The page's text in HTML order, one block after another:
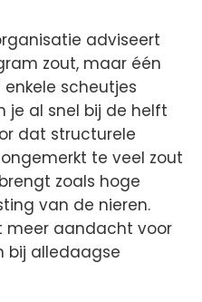
adviseert
zout, maar één
scheutjes
je al snel bij de helft
dat structurele
te veel zout
zoals hoge
van de nieren.
meer aandacht voor
bij alledaagse